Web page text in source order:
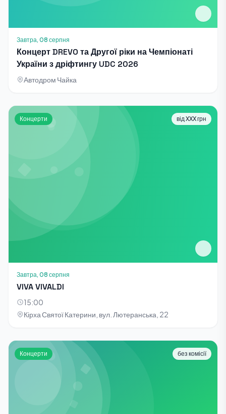
Завтра, 08 серпня
Концерт DREVO та Другої ріки на Чемпіонаті
України з дріфтингу UDC 2026
Автодром Чайка
Концерти від XXX грн
Завтра, 08 серпня
VIVA VIVALDI
15:00
Кірха Святої Катерини, вул. Лютеранська, 22
Концерти без комісії